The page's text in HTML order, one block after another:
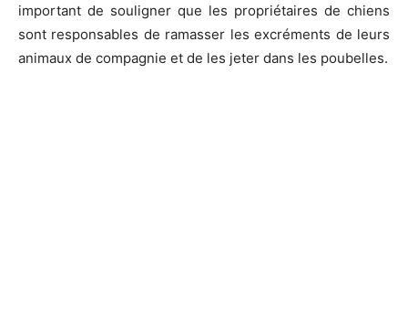
important de souligner que les propriétaires de chiens
sont responsables de ramasser les excréments de leurs
animaux de compagnie et de les jeter dans les poubelles.